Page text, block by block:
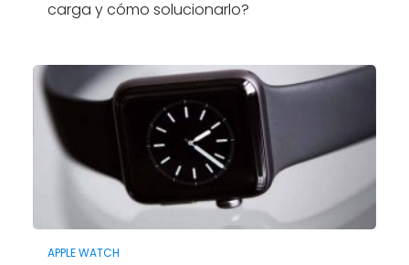
carga y cómo solucionarlo?
APPLE WATCH